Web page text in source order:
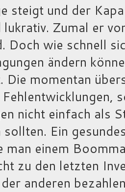
steigt und der
lukrativ. Zumal er
Doch wie schnell
ändern
Die momentan
nicht einfach als
Ein
man einem
zu den letzten
anderen